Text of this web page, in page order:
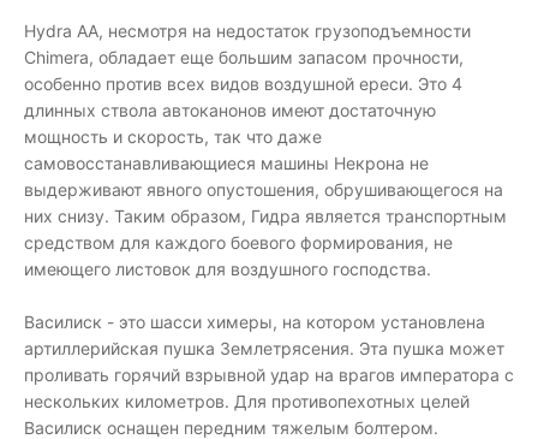
Hydra AA, несмотря на недостаток грузоподъемности
Chimera, обладает еще большим запасом прочности,
особенно против всех видов воздушной ереси. Это 4
длинных ствола автоканонов имеют достаточную
мощность и скорость, так что даже
самовосстанавливающиеся машины Некрона не
выдерживают явного опустошения, обрушивающегося на
них снизу. Таким образом, Гидра является транспортным
средством для каждого боевого формирования, не
имеющего листовок для воздушного господства.
Василиск - это шасси химеры, на котором установлена ​​
артиллерийская пушка Землетрясения. Эта пушка может
проливать горячий взрывной удар на врагов императора с
нескольких километров. Для противопехотных целей
Василиск оснащен передним тяжелым болтером.